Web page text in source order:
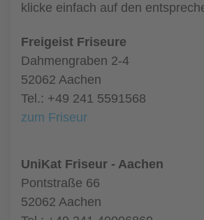
klicke einfach auf den
Freigeist Friseure
Dahmengraben 2-4
52062 Aachen
Tel.: +49 241 5591568
zum Friseur
UniKat Friseur - Aachen
Pontstraße 66
52062 Aachen